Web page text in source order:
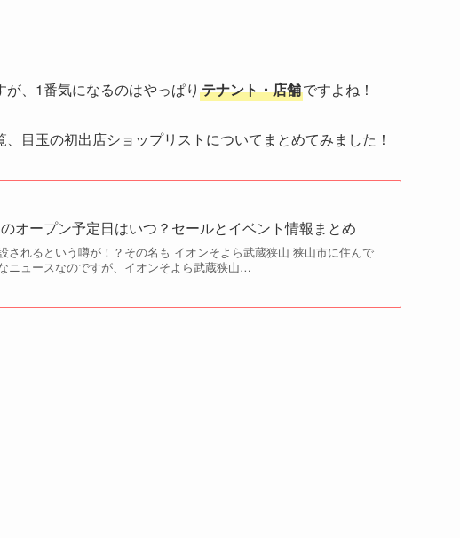
、1番気になるのはやっぱり テナント・店舗ですよね！
目玉の初出店ショップリストについてまとめてみました！
オープン予定日はいつ？セールとイベント情報まとめ
されるという噂が！？その名も イオンそよら武蔵狭山 狭山市に住んで
ニュースなのですが、イオンそよら武蔵狭山…